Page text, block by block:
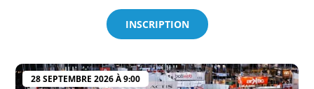
INSCRIPTION
28 SEPTEMBRE 2026 À 9:00